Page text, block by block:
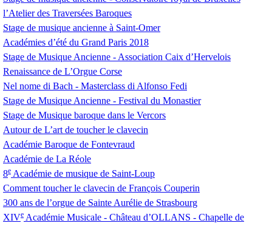
l’Atelier des Traversées Baroques
Stage de musique ancienne à Saint-Omer
Académies d’été du Grand Paris 2018
Stage de Musique Ancienne - Association Caix d’Hervelois
Renaissance de L’Orgue Corse
Nel nome di Bach - Masterclass di Alfonso Fedi
Stage de Musique Ancienne - Festival du Monastier
Stage de Musique baroque dans le Vercors
Autour de L’art de toucher le clavecin
Académie Baroque de Fontevraud
Académie de La Réole
8e Académie de musique de Saint-Loup
Comment toucher le clavecin de François Couperin
300 ans de l’orgue de Sainte Aurélie de Strasbourg
XIVe Académie Musicale - Château d’OLLANS - Chapelle de